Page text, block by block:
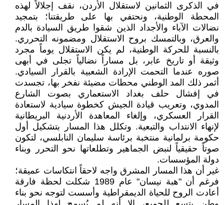
في الذكرى الثمانين لاستقلال الأردن، نقف إجلالاً لهذه
المحطة الوطنية، ونحتفي بها على طريقتنا؛ بتمجيد
نضالات الآباء والأجداد الذين شقوا طريق السيادة بالدم
والعرق، وبالتمسك بروح الاستقلال ومضمونه التحرري.
بالنسبة للحركة الوطنية، لم يكن الاستقلال يوماً مجرد
وثيقة أو تاريخ عابر، بل مساراً نضالياً تجلى في أبهى
صوره عندما التحمت الإرادة الشعبية بالقرار السيادي.
أثمر ذلك المد الوطني محطات مضيئة نفخر بها، تجسدت
في إفشال حلف بغداد الاستعماري بصوت الشارع
المدوي، وتعريب قيادة الجيش كخطوة سيادية لاستعادة
القرار العسكري، وإلغاء المعاهدة الأردنية البريطانية
لإنهاء الانتداب والتبعية. وتكلل هذا المسار بتشكيل أول
حكومة برلمانية منتخبة برئاسة سليمان النابلسي، لتكون
صوتاً حقيقياً لنبض الجماهير وتطلعاتها نحو التحرر وبناء
دولة المؤسسات.
​غير أن هذا المسار المشرق واجه لاحقاً انتكاسات عميقة؛
فرغم أن "هبة نيسان" عام 1989 شكلت لحظة فارقة
أعادت الروح للحياة الديمقراطية وأسست لتوجه نحو بناء